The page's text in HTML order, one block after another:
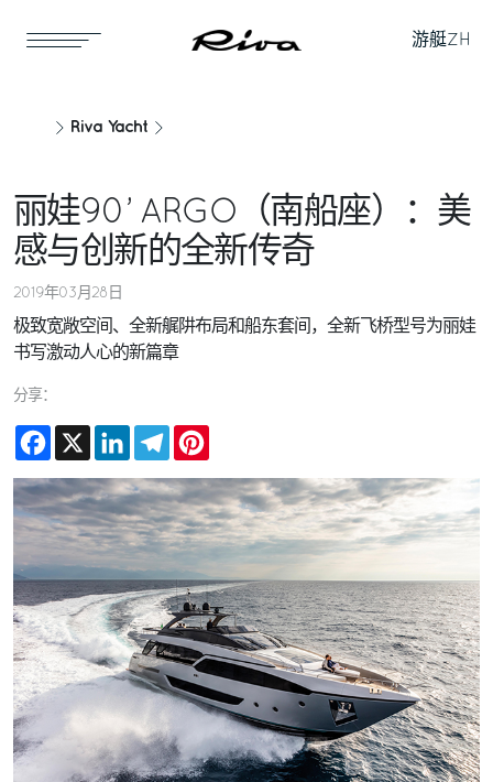
游艇ZH
Riva Yacht
丽娃90’ ARGO（南船座）：美
感与创新的全新传奇
2019年03月28日
极致宽敞空间、全新艉阱布局和船东套间，全新飞桥型号为丽娃
书写激动人心的新篇章
分享：
Facebook
X LinkedInTelegram